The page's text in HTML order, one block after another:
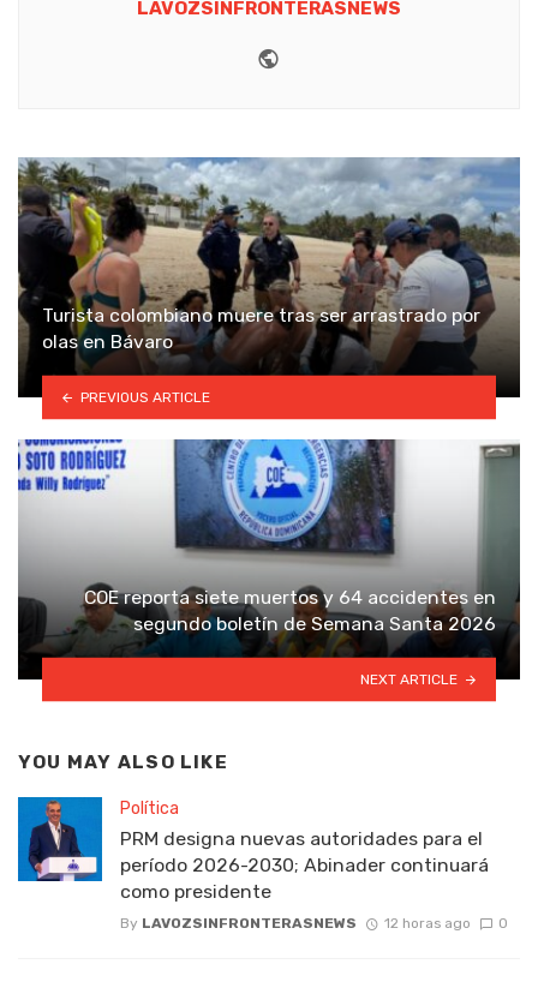
LAVOZSINFRONTERASNEWS
Turista colombiano muere tras ser arrastrado por
olas en Bávaro
PREVIOUS ARTICLE
COE reporta siete muertos y 64 accidentes en
segundo boletín de Semana Santa 2026
NEXT ARTICLE
YOU MAY ALSO LIKE
Política
PRM designa nuevas autoridades para el
período 2026-2030; Abinader continuará
como presidente
By LAVOZSINFRONTERASNEWS 12 horas ago 0